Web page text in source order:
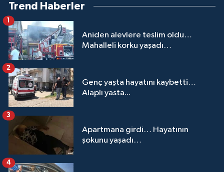
Trend Haberler
Aniden alevlere teslim oldu…
Mahalleli korku yaşadı…
1
Genç yaşta hayatını kaybetti…
Alaplı yasta...
2
Apartmana girdi… Hayatının
şokunu yaşadı…
3
4